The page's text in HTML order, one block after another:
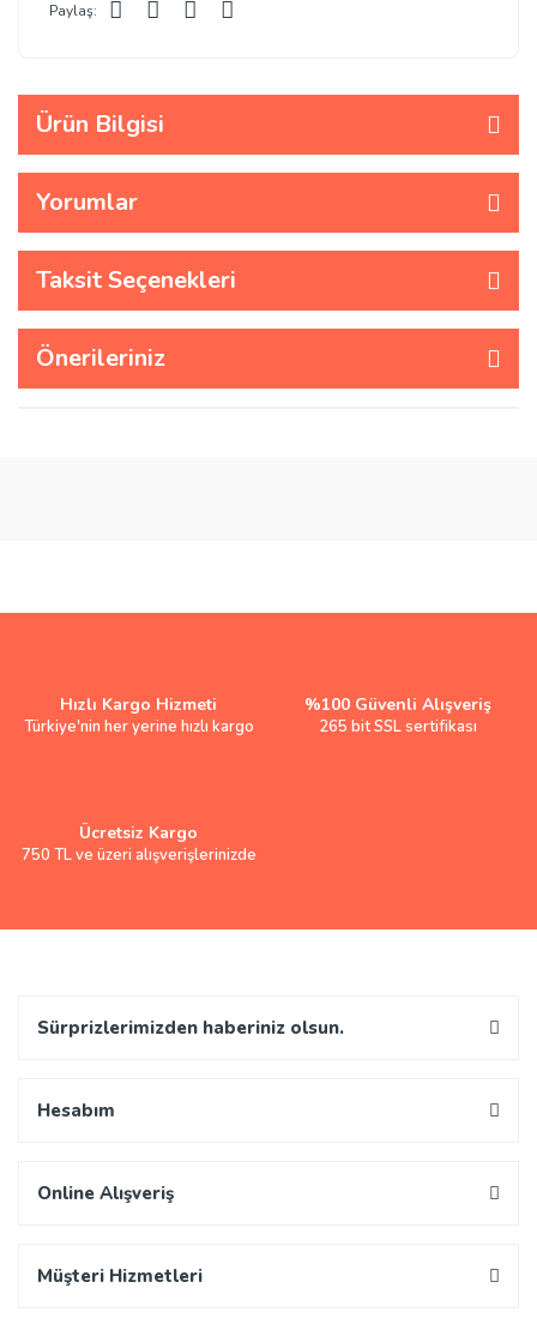
Paylaş:
Ürün Bilgisi
Yorumlar
Taksit Seçenekleri
Önerileriniz
Hızlı Kargo Hizmeti
Türkiye'nin her yerine hızlı kargo
%100 Güvenli Alışveriş
265 bit SSL sertifikası
Ücretsiz Kargo
750 TL ve üzeri alışverişlerinizde
Sürprizlerimizden haberiniz olsun.
Hesabım
Online Alışveriş
Müşteri Hizmetleri